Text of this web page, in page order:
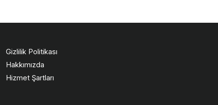
Gizlilik Politikası
Hakkımızda
Hizmet Şartları